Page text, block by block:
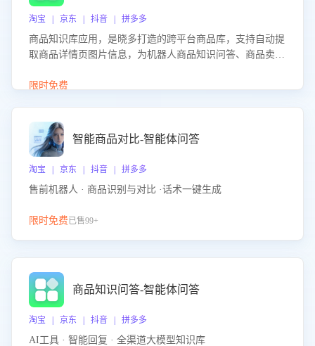
淘宝 | 京东 | 抖音 | 拼多多
商品知识库应用，是晓多打造的跨平台商品库，支持自动提
取商品详情页图片信息，为机器人商品知识问答、商品卖点
限时免费
智能商品对比-智能体问答
淘宝 | 京东 | 抖音 | 拼多多
售前机器人 · 商品识别与对比 ·话术一键生成
限时免费已售99+
商品知识问答-智能体问答
淘宝 | 京东 | 抖音 | 拼多多
AI工具 · 智能回复 · 全渠道大模型知识库